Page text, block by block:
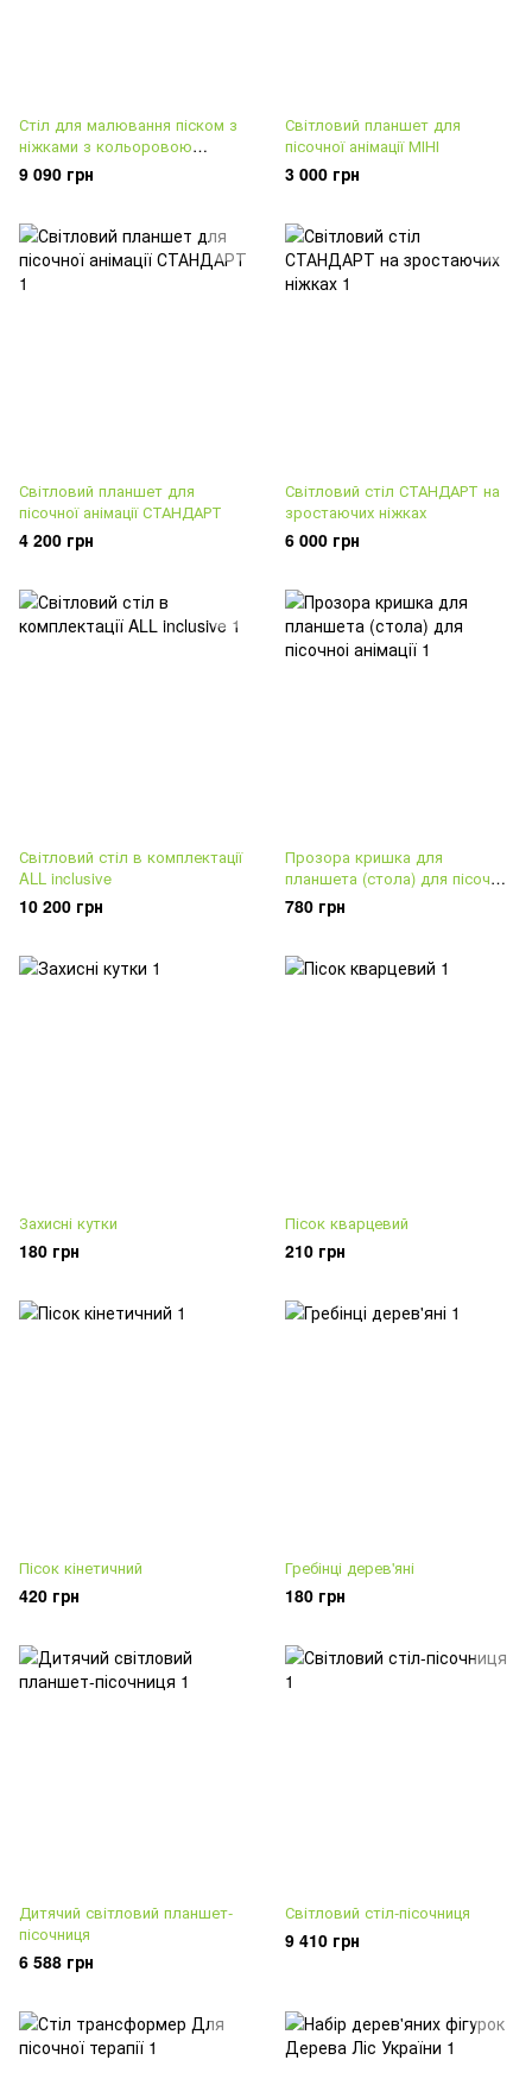
Стіл для малювання піском з
ніжками з кольоровою
підсвіткою
9 090 грн
Світловий планшет для
пісочної анімації МІНІ
3 000 грн
Світловий планшет для
пісочної анімації СТАНДАРТ
4 200 грн
Світловий стіл СТАНДАРТ на
зростаючих ніжках
6 000 грн
Світловий стіл в комплектації
ALL inclusive
10 200 грн
Прозора кришка для
планшета (стола) для пісочноі
анімації
780 грн
Захисні кутки
180 грн
Пісок кварцевий
210 грн
Пісок кінетичний
420 грн
Гребінці дерев'яні
180 грн
Дитячий світловий планшет-
пісочниця
6 588 грн
Світловий стіл-пісочниця
9 410 грн